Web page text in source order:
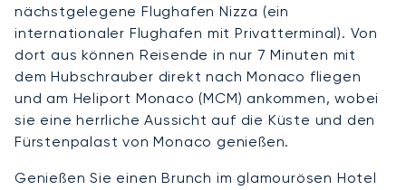
nächstgelegene Flughafen Nizza (ein
internationaler Flughafen mit Privatterminal). Von
dort aus können Reisende in nur 7 Minuten mit
dem Hubschrauber direkt nach Monaco fliegen
und am Heliport Monaco (MCM) ankommen, wobei
sie eine herrliche Aussicht auf die Küste und den
Fürstenpalast von Monaco genießen.
Genießen Sie einen Brunch im glamourösen Hotel